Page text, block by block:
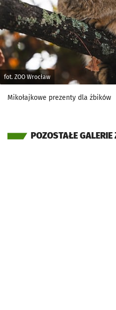
fot. ZOO Wrocław
Mikołajkowe prezenty dla żbików
POZOSTAŁE GALERIE